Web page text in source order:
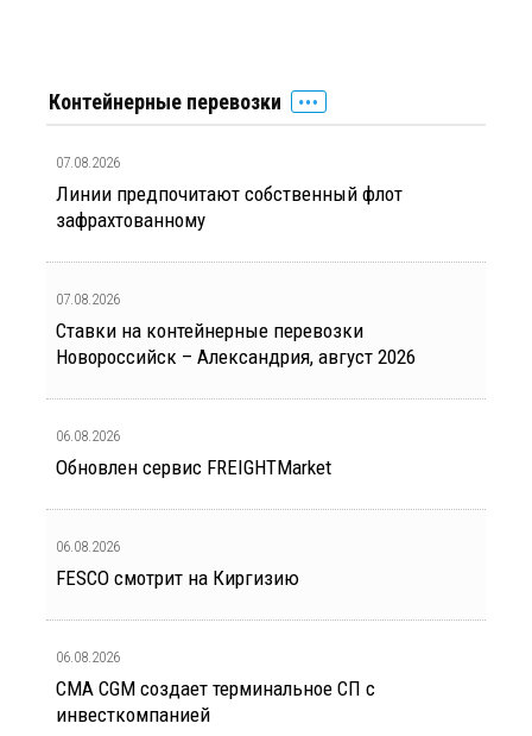
Контейнерные перевозки
07.08.2026
Линии предпочитают собственный флот
зафрахтованному
07.08.2026
Ставки на контейнерные перевозки
Новороссийск – Александрия, август 2026
06.08.2026
Обновлен сервис FREIGHTMarket
06.08.2026
FESCO смотрит на Киргизию
06.08.2026
CMA CGM создает терминальное СП с
инвесткомпанией